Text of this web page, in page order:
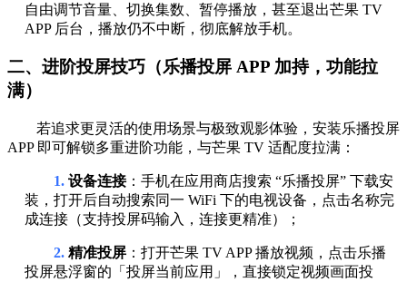
自由调节音量、切换集数、暂停播放，甚至退出芒果 TV
APP 后台，播放仍不中断，彻底解放手机。
二、进阶投屏技巧（乐播投屏 APP 加持，功能拉
满）
若追求更灵活的使用场景与极致观影体验，安装乐播投屏
APP 即可解锁多重进阶功能，与芒果 TV 适配度拉满：
1. 设备连接：手机在应用商店搜索 “乐播投屏” 下载安
装，打开后自动搜索同一 WiFi 下的电视设备，点击名称完
成连接（支持投屏码输入，连接更精准）；
2. 精准投屏 ：打开芒果 TV APP 播放视频，点击乐播
投屏悬浮窗的「投屏当前应用」，直接锁定视频画面投